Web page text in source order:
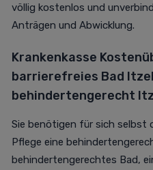
völlig kostenlos und
Anträgen und Abwicklung.
Krankenkasse
barrierefreies Bad
behindertengerecht
Sie benötigen für sich selbst
Pflege eine
behindertengerechtes Bad,